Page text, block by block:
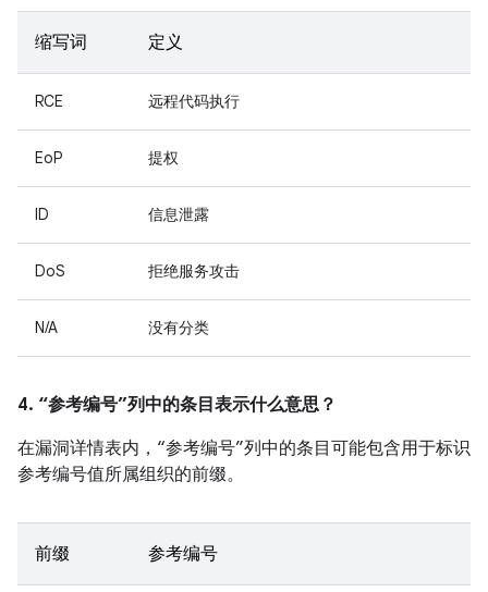
缩写词 定义
RCE 远程代码执行
EoP 提权
ID 信息泄露
DoS 拒绝服务攻击
N/A 没有分类
4. “参考编号”列中的条目表示什么意思？
在漏洞详情表内，“参考编号”列中的条目可能包含用于标识
参考编号值所属组织的前缀。
前缀 参考编号